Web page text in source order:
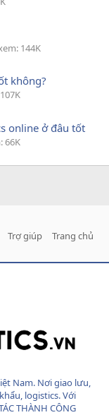
144K
không?
online ở đâu tốt
66K
Trợ giúp Trang chủ
Nam. Nơi giao lưu,
logistics. Với
THÀNH CÔNG